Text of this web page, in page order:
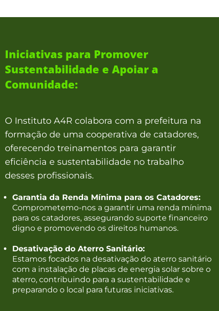
Iniciativas para Promover
Sustentabilidade e Apoiar a
Comunidade:
O Instituto A4R colabora com a prefeitura na
formação de uma cooperativa de catadores,
oferecendo treinamentos para garantir
eficiência e sustentabilidade no trabalho
desses profissionais.
Garantia da Renda Mínima para os Catadores:
Comprometemo-nos a garantir uma renda mínima
para os catadores, assegurando suporte financeiro
digno e promovendo os direitos humanos.
Desativação do Aterro Sanitário:
Estamos focados na desativação do aterro sanitário
com a instalação de placas de energia solar sobre o
aterro, contribuindo para a sustentabilidade e
preparando o local para futuras iniciativas.